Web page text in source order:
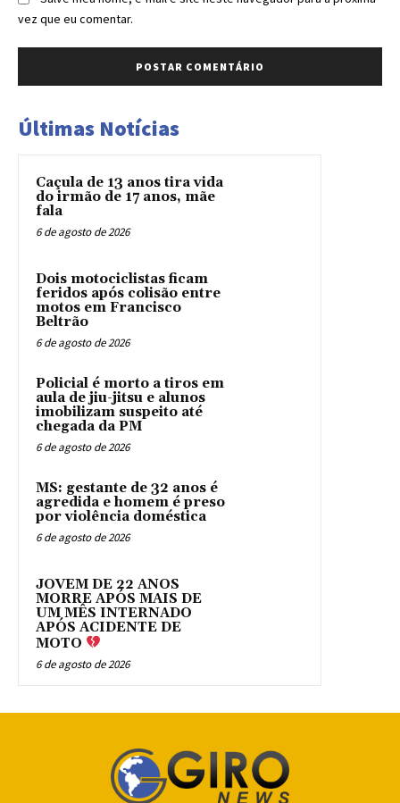
vez que eu comentar.
Últimas Notícias
Caçula de 13 anos tira vida
do irmão de 17 anos, mãe
fala
6 de agosto de 2026
Dois motociclistas ficam
feridos após colisão entre
motos em Francisco
Beltrão
6 de agosto de 2026
Policial é morto a tiros em
aula de jiu-jitsu e alunos
imobilizam suspeito até
chegada da PM
6 de agosto de 2026
MS: gestante de 32 anos é
agredida e homem é preso
por violência doméstica
6 de agosto de 2026
JOVEM DE 22 ANOS
MORRE APÓS MAIS DE
UM MÊS INTERNADO
APÓS ACIDENTE DE
MOTO
6 de agosto de 2026